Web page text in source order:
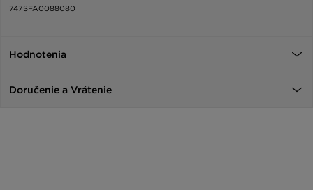
747SFA0088080
Hodnotenia
Doručenie a Vrátenie